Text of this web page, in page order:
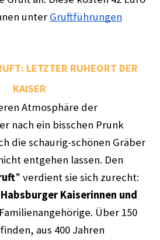
unter Gruftführungen
LETZTER RUHEORT DER
KAISER
Atmosphäre der
nach ein bisschen Prunk
die schaurig-schönen Gräber
entgehen lassen. Den
” verdient sie sich zurecht:
Habsburger Kaiserinnen und
Über 150
aus 400 Jahren